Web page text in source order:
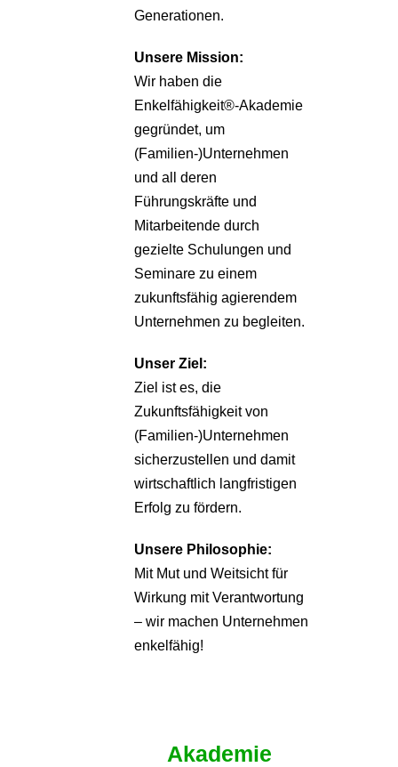
Generationen.
Unsere Mission:
Wir haben die
Enkelfähigkeit®-Akademie
gegründet, um
(Familien-)Unternehmen
und all deren
Führungskräfte und
Mitarbeitende durch
gezielte Schulungen und
Seminare zu einem
zukunftsfähig agierendem
Unternehmen zu begleiten.
Unser Ziel:
Ziel ist es, die
Zukunftsfähigkeit von
(Familien-)Unternehmen
sicherzustellen und damit
wirtschaftlich langfristigen
Erfolg zu fördern.
Unsere Philosophie:
Mit Mut und Weitsicht für
Wirkung mit Verantwortung
– wir machen Unternehmen
enkelfähig!
Akademie